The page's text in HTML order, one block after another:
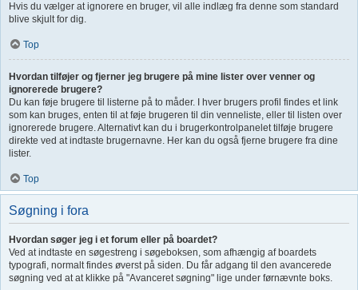
Hvis du vælger at ignorere en bruger, vil alle indlæg fra denne som standard
blive skjult for dig.
Top
Hvordan tilføjer og fjerner jeg brugere på mine lister over venner og
ignorerede brugere?
Du kan føje brugere til listerne på to måder. I hver brugers profil findes et link
som kan bruges, enten til at føje brugeren til din venneliste, eller til listen over
ignorerede brugere. Alternativt kan du i brugerkontrolpanelet tilføje brugere
direkte ved at indtaste brugernavne. Her kan du også fjerne brugere fra dine
lister.
Top
Søgning i fora
Hvordan søger jeg i et forum eller på boardet?
Ved at indtaste en søgestreng i søgeboksen, som afhængig af boardets
typografi, normalt findes øverst på siden. Du får adgang til den avancerede
søgning ved at at klikke på "Avanceret søgning" lige under førnævnte boks.